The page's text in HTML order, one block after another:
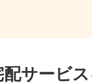
サービ